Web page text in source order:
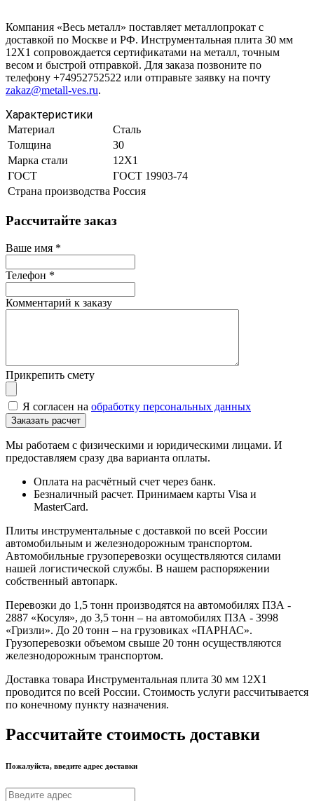
Компания «Весь металл» поставляет металлопрокат с
доставкой по Москве и РФ. Инструментальная плита 30 мм
12Х1 сопровождается сертификатами на металл, точным
весом и быстрой отправкой. Для заказа позвоните по
телефону +74952752522 или отправьте заявку на почту
zakaz@metall-ves.ru.
Характеристики
Материал
Сталь
Толщина
30
Марка стали
12Х1
ГОСТ
ГОСТ 19903-74
Страна производства Россия
Рассчитайте заказ
Ваше имя *
Телефон *
Комментарий к заказу
Прикрепить смету
Я согласен на обработку персональных данных
Мы работаем с физическими и юридическими лицами. И
предоставляем сразу два варианта оплаты.
Оплата на расчётный счет через банк.
Безналичный расчет. Принимаем карты Visa и
MasterCard.
Плиты инструментальные с доставкой по всей России
автомобильным и железнодорожным транспортом.
Автомобильные грузоперевозки осуществляются силами
нашей логистической службы. В нашем распоряжении
собственный автопарк.
Перевозки до 1,5 тонн производятся на автомобилях ПЗА -
2887 «Косуля», до 3,5 тонн – на автомобилях ПЗА - 3998
«Гризли». До 20 тонн – на грузовиках «ПАРНАС».
Грузоперевозки объемом свыше 20 тонн осуществляются
железнодорожным транспортом.
Доставка товара Инструментальная плита 30 мм 12Х1
проводится по всей России. Стоимость услуги рассчитывается
по конечному пункту назначения.
Рассчитайте стоимость доставки
Пожалуйста, введите адрес доставки